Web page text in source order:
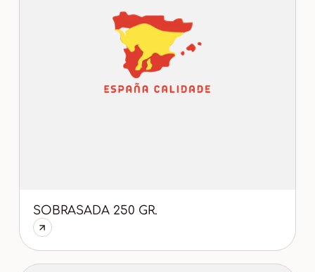
SOBRASADA 250 GR.